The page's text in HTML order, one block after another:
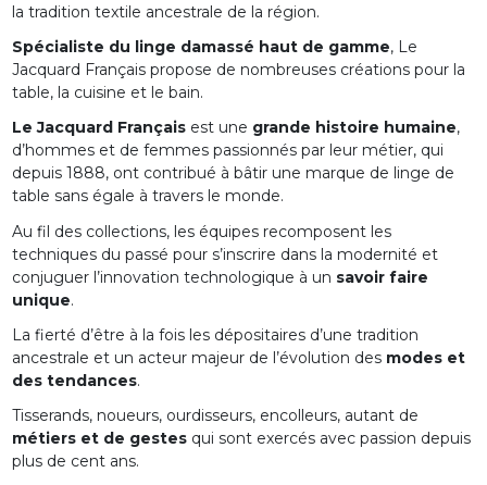
la tradition textile ancestrale de la région.
Spécialiste du linge damassé haut de gamme, Le
Jacquard Français propose de nombreuses créations pour la
table, la cuisine et le bain.
Le Jacquard Françaisest une grande histoire humaine,
d’hommes et de femmes passionnés par leur métier, qui
depuis 1888, ont contribué à bâtir une marque de linge de
table sans égale à travers le monde.
Au fil des collections, les équipes recomposent les
techniques du passé pour s’inscrire dans la modernité et
conjuguer l’innovation technologique à un savoir faire
unique.
La fierté d’être à la fois les dépositaires d’une tradition
ancestrale et un acteur majeur de l’évolution des modes et
des tendances.
Tisserands, noueurs, ourdisseurs, encolleurs, autant de
métiers et de gestesqui sont exercés avec passion depuis
plus de cent ans.